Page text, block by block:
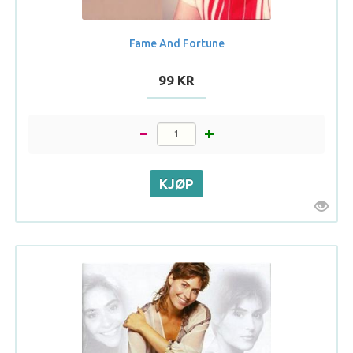
Fame And Fortune
99 KR